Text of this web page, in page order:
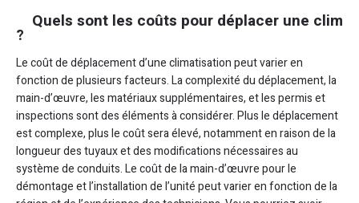
Quels sont les coûts pour déplacer une clim
?
Le coût de déplacement d’une climatisation peut varier en
fonction de plusieurs facteurs. La complexité du déplacement, la
main-d’œuvre, les matériaux supplémentaires, et les permis et
inspections sont des éléments à considérer. Plus le déplacement
est complexe, plus le coût sera élevé, notamment en raison de la
longueur des tuyaux et des modifications nécessaires au
système de conduits. Le coût de la main-d’œuvre pour le
démontage et l’installation de l’unité peut varier en fonction de la